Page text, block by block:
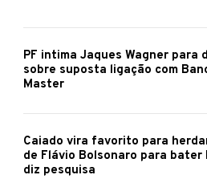
PF intima Jaques Wagner para
sobre suposta ligação com
Master
Caiado vira favorito para
de Flávio Bolsonaro para bater
diz pesquisa